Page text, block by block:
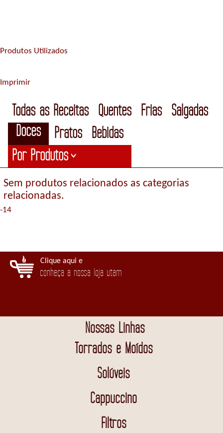
Produtos Utilizados
Imprimir
Todas as Receitas Quentes Frias
Salgadas
Doces
Pratos
Bebidas
Por Produtos>
Sem produtos relacionados as categorias
relacionadas.
-14
Clique aqui e
conheça a nossa loja utam
Nossas Linhas
Torrados e Moídos
Solúveis
Cappuccino
Filtros